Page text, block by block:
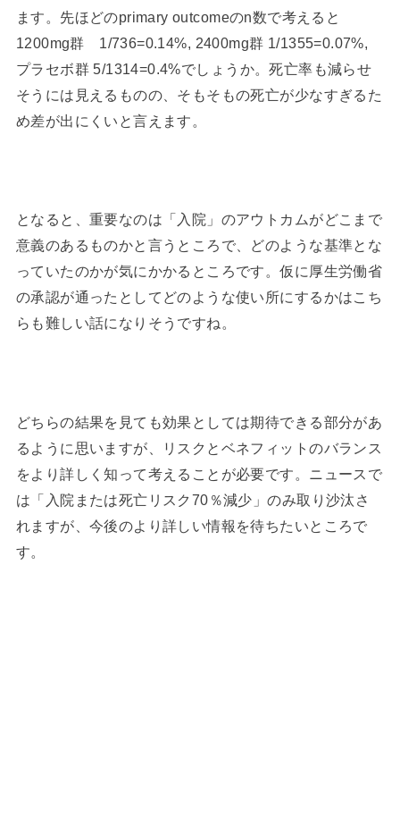
ます。先ほどのprimary outcomeのn数で考えると
1200mg群 1/736=0.14%, 2400mg群 1/1355=0.07%,
プラセボ群 5/1314=0.4%でしょうか。死亡率も減らせ
そうには見えるものの、そもそもの死亡が少なすぎるた
め差が出にくいと言えます。
となると、重要なのは「入院」のアウトカムがどこまで
意義のあるものかと言うところで、どのような基準とな
っていたのかが気にかかるところです。仮に厚生労働省
の承認が通ったとしてどのような使い所にするかはこち
らも難しい話になりそうですね。
どちらの結果を見ても効果としては期待できる部分があ
るように思いますが、リスクとベネフィットのバランス
をより詳しく知って考えることが必要です。ニュースで
は「入院または死亡リスク70％減少」のみ取り沙汰さ
れますが、今後のより詳しい情報を待ちたいところで
す。